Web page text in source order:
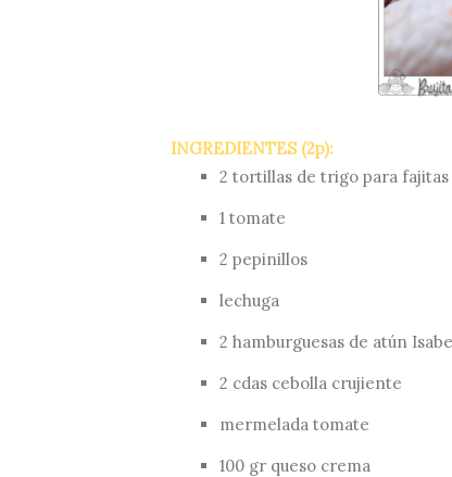
INGREDIENTES (2p):
2 tortillas de trigo para fajitas
1 tomate
2 pepinillos
lechuga
2 hamburguesas de atún
2 cdas cebolla crujiente
mermelada tomate
100 gr queso crema